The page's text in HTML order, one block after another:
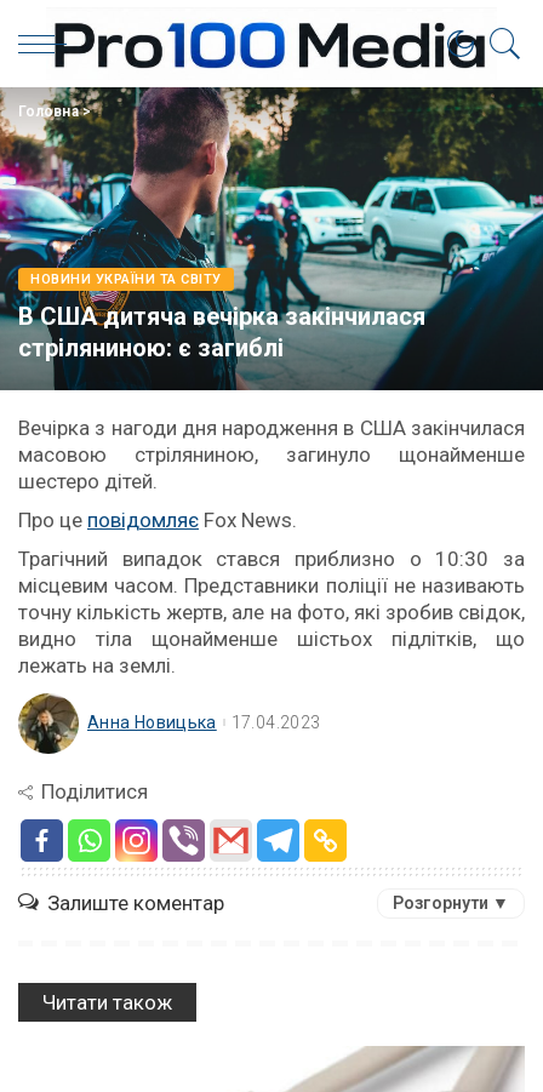
Головна>
НОВИНИ УКРАЇНИ ТА СВІТУ
В США дитяча вечірка закінчилася
стріляниною: є загиблі
Вечірка з нагоди дня народження в США закінчилася
масовою стріляниною, загинуло щонайменше
шестеро дітей.
Про це повідомляє Fox News.
Трагічний випадок стався приблизно о 10:30 за
місцевим часом. Представники поліції не називають
точну кількість жертв, але на фото, які зробив свідок,
видно тіла щонайменше шістьох підлітків, що
лежать на землі.
Анна Новицька 17.04.2023
Поділитися
Залиште коментар Розгорнути ▼
Читати також